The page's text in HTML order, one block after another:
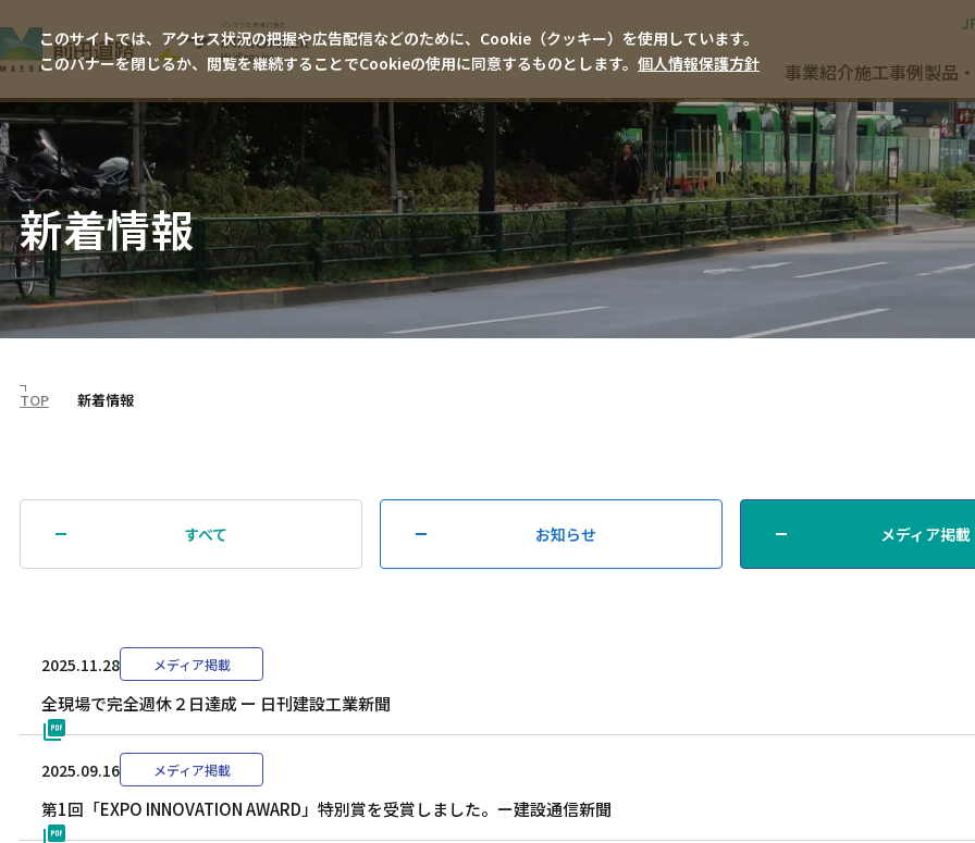
事業紹介施工事例製品
このサイトでは、アクセス状況の把握や広告配信などのために、Cookie（クッキー）を使用しています。
このバナーを閉じるか、閲覧を継続することでCookieの使用に同意するものとします。 個人情報保護方針
新着情報
TOP 新着情報
すべて お知らせ メディア掲載
2025.11.28 メディア掲載
全現場で完全週休２日達成 ー 日刊建設工業新聞
2025.09.16 メディア掲載
第1回「EXPO INNOVATION AWARD」特別賞を受賞しました。ー建設通信新聞